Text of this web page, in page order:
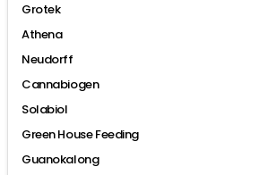
Grotek
Athena
Neudorff
Cannabiogen
Solabiol
Green House Feeding
Guanokalong